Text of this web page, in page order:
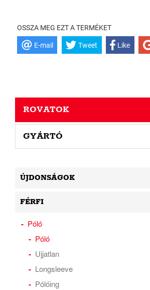
OSSZA MEG EZT A TERMÉKET
E-mail Tweet Like
ROVATOK
GYÁRTÓ
ÚJDONSÁGOK
FÉRFI
Póló
Póló
Ujjatlan
Longsleeve
Pólóing